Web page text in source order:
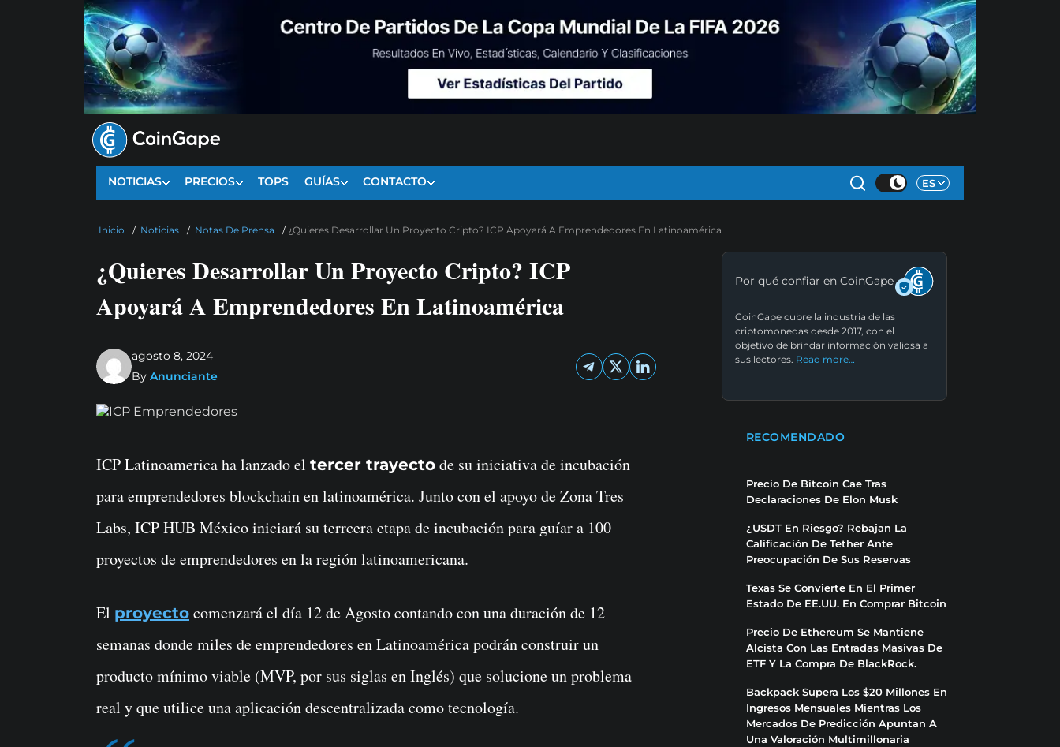
NOTICIAS PRECIOS TOPS GUÍAS CONTACTO ES
Inicio / Noticias / Notas De Prensa / ¿Quieres Desarrollar Un Proyecto Cripto? ICP Apoyará A Emprendedores En Latinoamérica
¿Quieres Desarrollar Un Proyecto Cripto? ICP
Apoyará A Emprendedores En Latinoamérica
agosto 8, 2024
By Anunciante
ICP Latinoamerica ha lanzado el tercer trayecto de su iniciativa de incubación
para emprendedores blockchain en latinoamérica. Junto con el apoyo de Zona Tres
Labs, ICP HUB México iniciará su terrcera etapa de incubación para guíar a 100
proyectos de emprendedores en la región latinoamericana.
El proyecto comenzará el día 12 de Agosto contando con una duración de 12
semanas donde miles de emprendedores en Latinoamérica podrán construir un
producto mínimo viable (MVP, por sus siglas en Inglés) que solucione un problema
real y que utilice una aplicación descentralizada como tecnología.
Por qué confiar en CoinGape
CoinGape cubre la industria de las
criptomonedas desde 2017, con el
objetivo de brindar información valiosa a
sus lectores. Read more…
RECOMENDADO
Precio De Bitcoin Cae Tras
Declaraciones De Elon Musk
¿USDT En Riesgo? Rebajan La
Calificación De Tether Ante
Preocupación De Sus Reservas
Texas Se Convierte En El Primer
Estado De EE.UU. En Comprar Bitcoin
Precio De Ethereum Se Mantiene
Alcista Con Las Entradas Masivas De
ETF Y La Compra De BlackRock.
Backpack Supera Los $20 Millones En
Ingresos Mensuales Mientras Los
Mercados De Predicción Apuntan A
Una Valoración Multimillonaria